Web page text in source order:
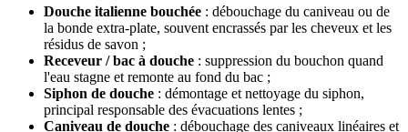
Douche italienne bouchée : débouchage du caniveau ou de
la bonde extra-plate, souvent encrassés par les cheveux et les
résidus de savon ;
Receveur / bac à douche : suppression du bouchon quand
l'eau stagne et remonte au fond du bac ;
Siphon de douche : démontage et nettoyage du siphon,
principal responsable des évacuations lentes ;
Caniveau de douche : débouchage des caniveaux linéaires et